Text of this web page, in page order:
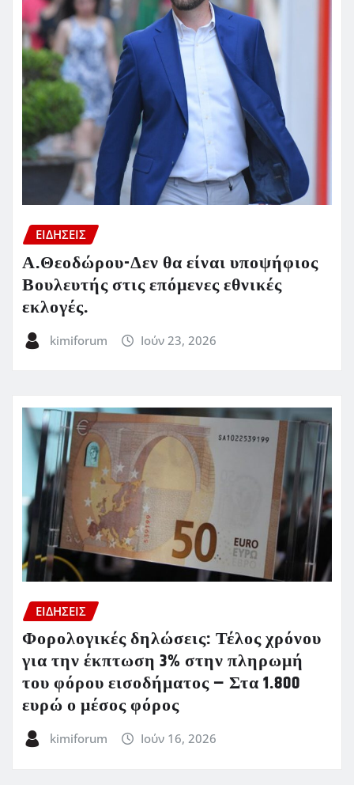
ΕΙΔΗΣΕΙΣ
Α.Θεοδώρου-Δεν θα είναι υποψήφιος
Βουλευτής στις επόμενες εθνικές
εκλογές.
kimiforum Ιούν 23, 2026
ΕΙΔΗΣΕΙΣ
Φορολογικές δηλώσεις: Τέλος χρόνου
για την έκπτωση 3% στην πληρωμή
του φόρου εισοδήματος – Στα 1.800
ευρώ ο μέσος φόρος
kimiforum Ιούν 16, 2026